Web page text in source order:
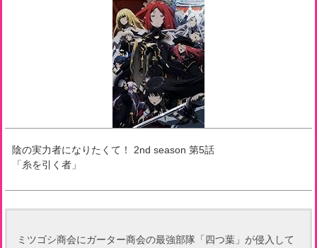
陰の実力者になりたくて！ 2nd season 第5話
「糸を引く者 」
ミツゴシ商会にガーター商会の最強部隊「四つ葉」が侵入して